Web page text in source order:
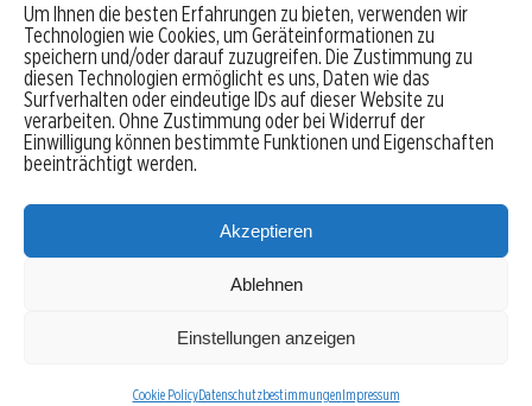
Um Ihnen die besten Erfahrungen zu bieten, verwenden wir
Technologien wie Cookies, um Geräteinformationen zu
speichern und/oder darauf zuzugreifen. Die Zustimmung zu
diesen Technologien ermöglicht es uns, Daten wie das
Surfverhalten oder eindeutige IDs auf dieser Website zu
verarbeiten. Ohne Zustimmung oder bei Widerruf der
Einwilligung können bestimmte Funktionen und Eigenschaften
beeinträchtigt werden.
Akzeptieren
Ablehnen
Einstellungen anzeigen
Cookie PolicyDatenschutzbestimmungenImpressum
Robo-Advisor vergleichen
Depotvergleich
Festgeld vergleichen
Tagesgeld vergleichen